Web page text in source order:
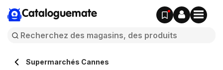
Cataloguemate
Supermarchés Cannes